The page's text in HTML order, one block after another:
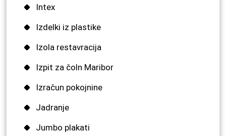
Intex
Izdelki iz plastike
Izola restavracija
Izpit za čoln Maribor
Izračun pokojnine
Jadranje
Jumbo plakati